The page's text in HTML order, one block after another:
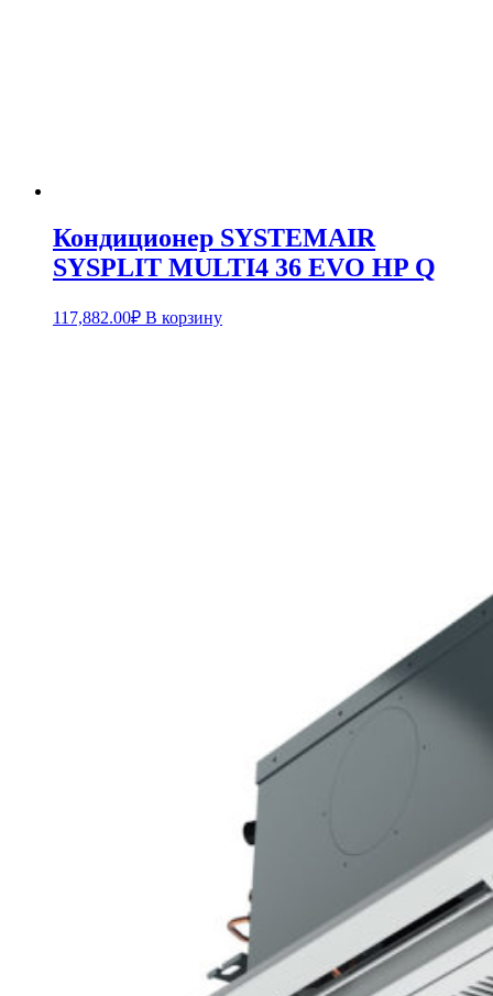
Кондиционер SYSTEMAIR
SYSPLIT MULTI4 36 EVO HP Q
117,882.00₽ В корзину